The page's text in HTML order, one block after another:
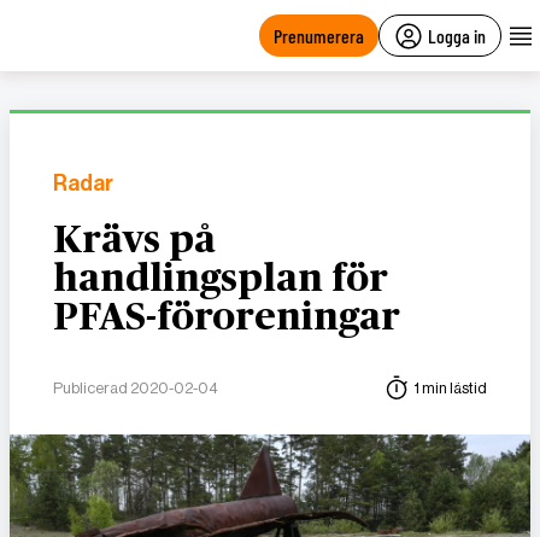
Prenumerera Logga in
Radar
Krävs på
handlingsplan för
PFAS-föroreningar
Publicerad 2020-02-04 1 min lästid